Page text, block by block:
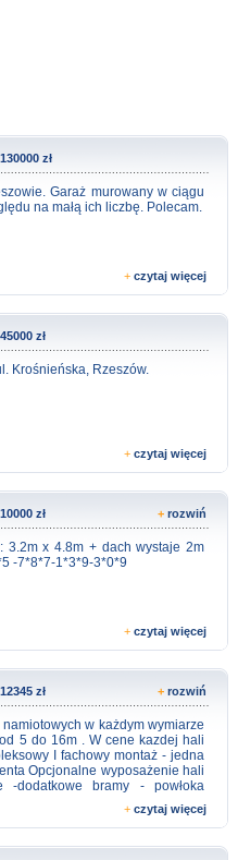
130000 zł
Garaż murowany w ciągu
na małą ich liczbę. Polecam.
+ czytaj więcej
45000 zł
Krośnieńska, Rzeszów.
+ czytaj więcej
10000 zł + rozwiń
3.2m x 4.8m + dach wystaje 2m
-7*8*7-1*3*9-3*0*9
+ czytaj więcej
12345 zł + rozwiń
w każdym wymiarze
5 do 16m . W cene kazdej hali
I fachowy montaż - jedna
Opcjonalne wyposażenie hali
dodatkowe bramy - powłoka
I zrobimy wycenę bez
265-024
+ czytaj więcej